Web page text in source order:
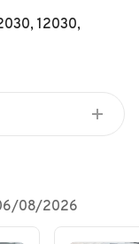
12030,
08/2026